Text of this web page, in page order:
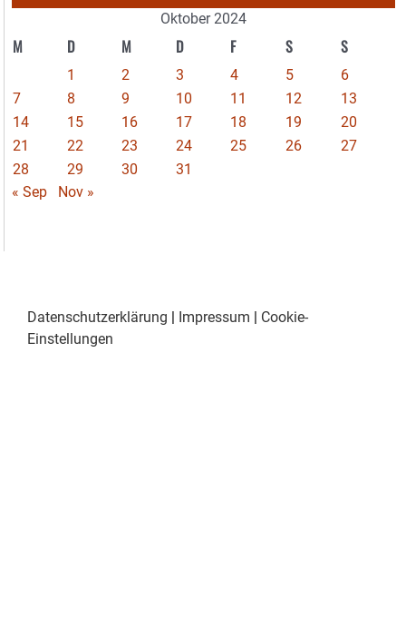
Oktober 2024
M D M D F S S
1 2 3 4 5
6
7
8 9 10 11 12
13
14
15 16 17 18 19
20
21
22 23 24 25 26
27
28
29 30
31
« Sep
Nov »
Datenschutzerklärung Impressum
Cookie-
Einstellungen